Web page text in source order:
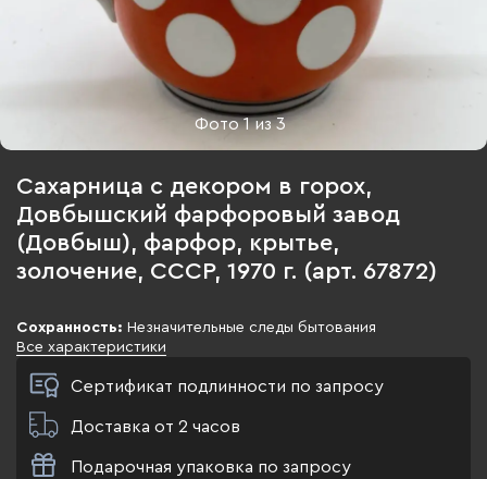
Фото1из3
Сахарница с декором в горох,
Довбышский фарфоровый завод
(Довбыш), фарфор, крытье,
золочение, СССР, 1970 г. (арт. 67872)
Сохранность: Незначительные следы бытования
Все характеристики
Сертификат подлинности по запросу
Доставка от 2 часов
Подарочная упаковка по запросу